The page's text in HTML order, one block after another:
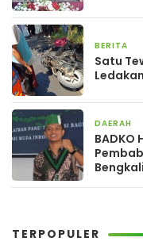
BERITA
Satu
DAERAH
BADKO
TERPOPULER